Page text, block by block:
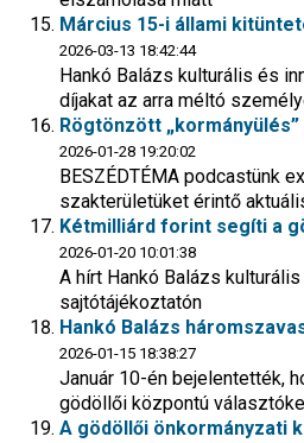
Március 15-i állami
2026-03-13 18:42:44
Hankó Balázs kulturális és
díjakat az arra méltó
Rögtönzött „kormányülés”
2026-01-28 19:20:02
BESZÉDTÉMA podcastünk
szakterületüket érintő
Kétmilliárd forint segíti a
2026-01-20 10:01:38
A hírt Hankó Balázs
sajtótájékoztatón
Hankó Balázs
2026-01-15 18:38:27
Január 10-én bejelentették,
gödöllői központú
A gödöllői önkormányzati